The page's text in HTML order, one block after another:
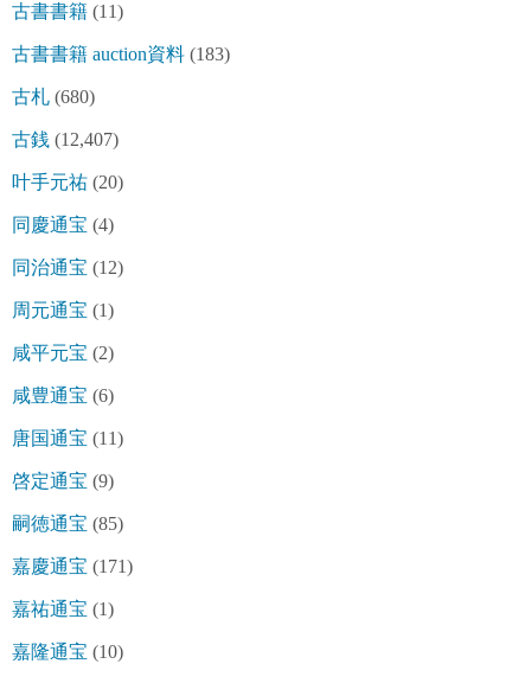
古書書籍 (11)
古書書籍 auction資料 (183)
古札 (680)
古銭 (12,407)
叶手元祐 (20)
同慶通宝 (4)
同治通宝 (12)
周元通宝 (1)
咸平元宝 (2)
咸豊通宝 (6)
唐国通宝 (11)
啓定通宝 (9)
嗣徳通宝 (85)
嘉慶通宝 (171)
嘉祐通宝 (1)
嘉隆通宝 (10)